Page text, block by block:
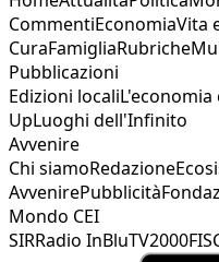
CommentiEconomiaVita
CuraFamigliaRubriche
Pubblicazioni
Edizioni localiL'economia
UpLuoghi dell'Infinito
Avvenire
Chi siamoRedazione
AvvenirePubblicità
Mondo CEI
SIRRadio InBluTV2000